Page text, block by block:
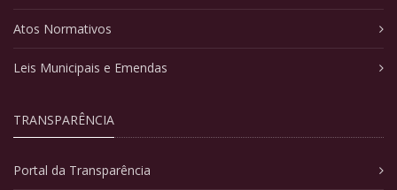
Atos Normativos
Leis Municipais e Emendas
TRANSPARÊNCIA
Portal da Transparência